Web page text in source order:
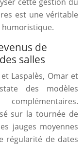
est une véritable
humoristique.
de
salles
Laspalès, Omar et
des modèles
sur la tournée de
jauges moyennes
régularité de dates